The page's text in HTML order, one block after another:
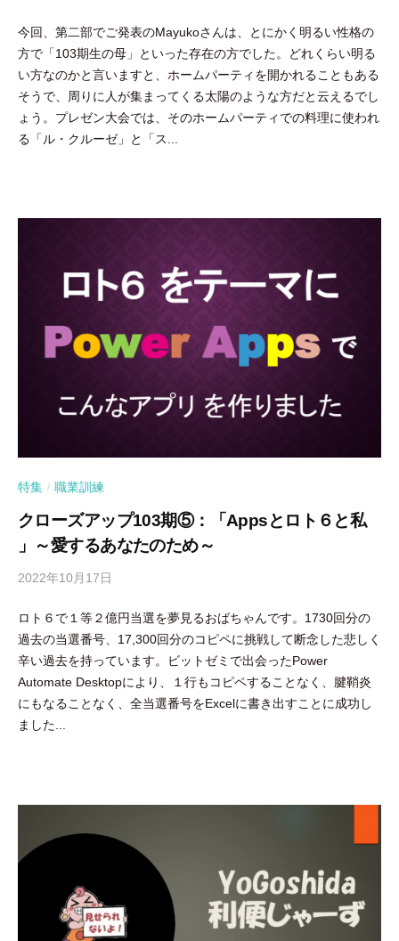
隅
田
智
尋
今回、第二部でご発表のMayukoさんは、とにかく明るい性格の
方で「103期生の母」といった存在の方でした。どれくらい明る
い方なのかと言いますと、ホームパーティを開かれることもある
そうで、周りに人が集まってくる太陽のような方だと云えるでし
ょう。プレゼン大会では、そのホームパーティでの料理に使われ
る「ル・クルーゼ」と「ス...
特集 / 職業訓練
クローズアップ103期⑤：「Appsとロト６と私
」～愛するあなたのため～
2022年10月17日
隅
田
智
尋
ロト６で１等２億円当選を夢見るおばちゃんです。1730回分の
過去の当選番号、17,300回分のコピペに挑戦して断念した悲しく
辛い過去を持っています。ビットゼミで出会ったPower
Automate Desktopにより、１行もコピペすることなく、腱鞘炎
にもなることなく、全当選番号をExcelに書き出すことに成功し
ました...